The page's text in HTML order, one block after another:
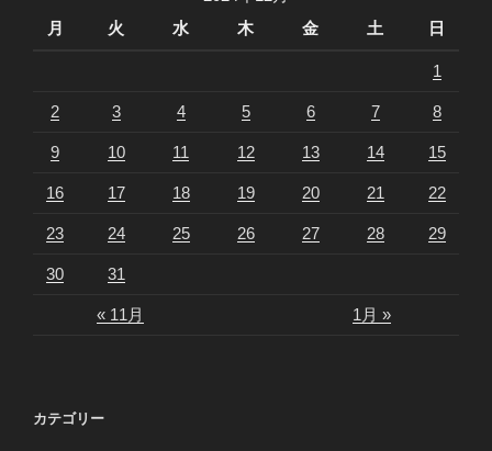
月
火 水 木 金 土 日
« 11月 1月 »
1
2 3 4 5 6 7 8
9 10 11 12 13 14 15
16 17 18 19 20 21 22
23 24 25 26 27 28 29
30 31
カテゴリー